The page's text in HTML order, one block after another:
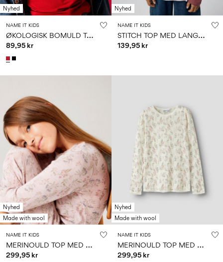
Nyhed
NAME IT KIDS
Ø
KOLOGISK BOMULD TOP
89,95 kr
Nyhed
NAME IT KIDS
S
TITCH TOP MED LANGE ÆRMER
139,95 kr
Nyhed
Made with wool
NAME IT KIDS
M
ERINOULD TOP MED LANGE ÆRMER
299,95 kr
Nyhed
Made with wool
NAME IT KIDS
M
ERINOULD TOP MED LANGE ÆRMER
299,95 kr